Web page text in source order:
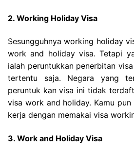
2. Working Holiday Visa
Sesungguhnya working holiday
work and holiday visa. Tetapi
ialah peruntukkan penerbitan
tertentu saja. Negara yang
peruntuk kan visa ini tidak
visa work and holiday. Kamu
kerja dengan memakai visa
3. Work and Holiday Visa